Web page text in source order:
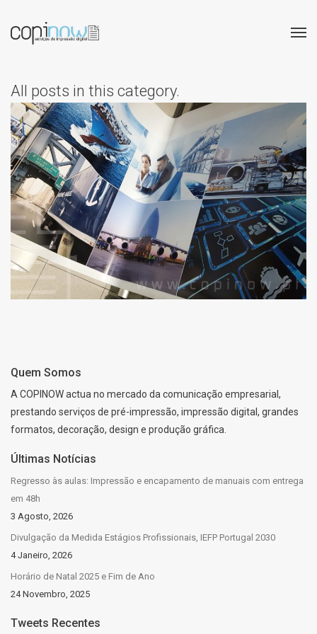
All posts in this category.
GRANDES FORMATOS
Quem Somos
A COPINOW actua no mercado da comunicação empresarial,
prestando serviços de pré-impressão, impressão digital, grandes
formatos, decoração, design e produção gráfica.
Últimas Notícias
Regresso às aulas: Impressão e encapamento de manuais com entrega
em 48h
3 Agosto, 2026
Divulgação da Medida Estágios Profissionais, IEFP Portugal 2030
4 Janeiro, 2026
Horário de Natal 2025 e Fim de Ano
24 Novembro, 2025
Tweets Recentes